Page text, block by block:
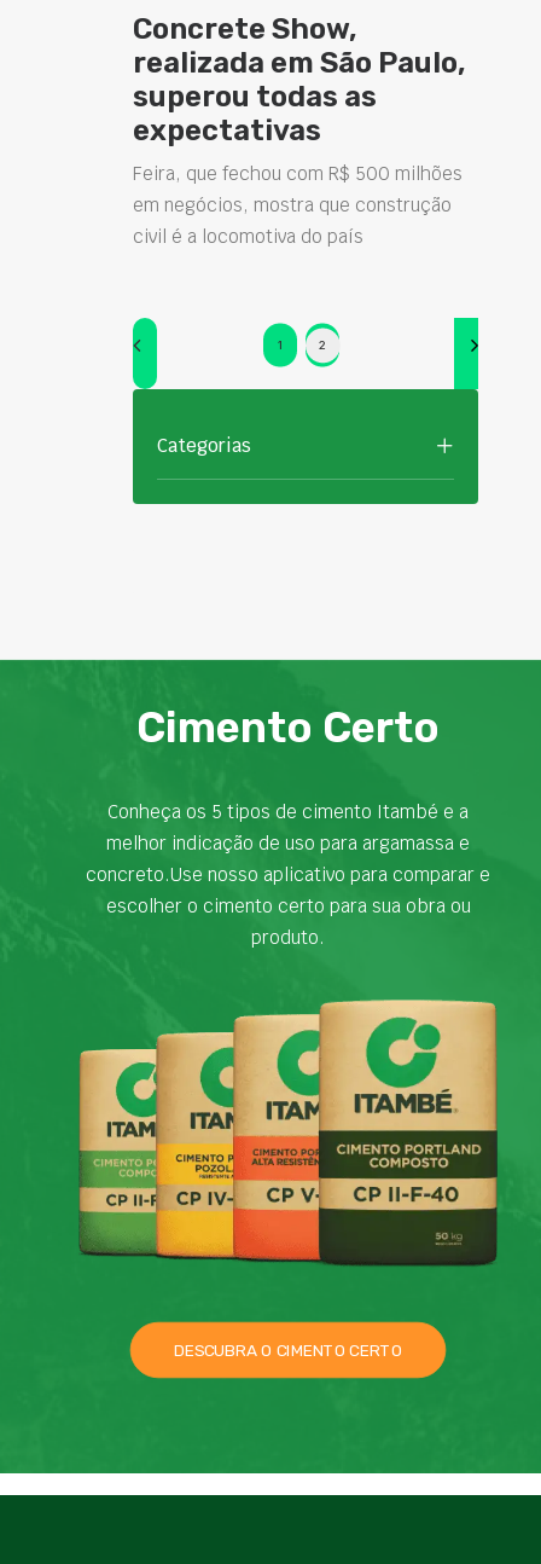
Concrete Show,
realizada em São Paulo,
superou todas as
expectativas
Feira, que fechou com R$ 500 milhões
em negócios, mostra que construção
civil é a locomotiva do país
1 2
Categorias
Cimento Certo
Conheça os 5 tipos de cimento Itambé e a
melhor indicação de uso para argamassa e
concreto.Use nosso aplicativo para comparar e
escolher o cimento certo para sua obra ou
produto.
DESCUBRA O CIMENTO CERTO